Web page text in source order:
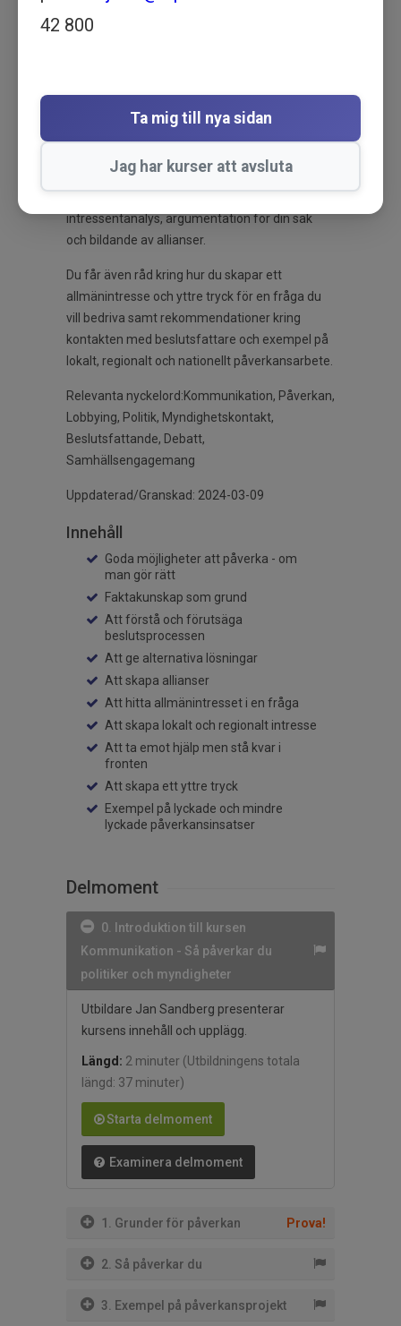
Beskrivning
Lär dig effektiva strategier för att påverka
I den här utbildningen får du ta del av hur en
påverka resultatet. Utbildningen vägleder dig
intressentanalys, argumentation för din sak
och bildande av allianser.
Du får även råd kring hur du skapar ett
allmänintresse och yttre tryck för en fråga du
vill bedriva samt rekommendationer kring
kontakten med beslutsfattare och exempel på
lokalt, regionalt och nationellt påverkansarbete.
Relevanta nyckelord:Kommunikation, Påverkan,
Lobbying, Politik, Myndighetskontakt,
Beslutsfattande, Debatt,
Samhällsengagemang
Uppdaterad/Granskad: 2024-03-09
Innehåll
Goda möjligheter att påverka - om
man gör rätt
Faktakunskap som grund
Att förstå och förutsäga
beslutsprocessen
Att ge alternativa lösningar
Att skapa allianser
Att hitta allmänintresset i en fråga
Att skapa lokalt och regionalt intresse
Att ta emot hjälp men stå kvar i
fronten
Att skapa ett yttre tryck
Exempel på lyckade och mindre
lyckade påverkansinsatser
Delmoment
0. Introduktion till kursen
Kommunikation - Så påverkar du
politiker och myndigheter
Utbildare Jan Sandberg presenterar
kursens innehåll och upplägg.
Längd: 2 minuter (Utbildningens totala
längd: 37 minuter)
Starta delmoment
Examinera delmoment
1. Grunder för påverkan Prova!
2. Så påverkar du
3. Exempel på påverkansprojekt
42 800
Ta mig till nya sidan
Jag har kurser att avsluta